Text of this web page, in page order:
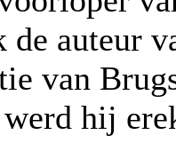
de auteur
van
hij